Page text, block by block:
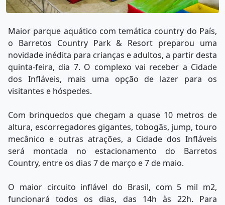
Maior parque aquático com temática country do País,
o Barretos Country Park & Resort preparou uma
novidade inédita para crianças e adultos, a partir desta
quinta-feira, dia 7. O complexo vai receber a Cidade
dos Infláveis, mais uma opção de lazer para os
visitantes e hóspedes.
Com brinquedos que chegam a quase 10 metros de
altura, escorregadores gigantes, tobogãs, jump, touro
mecânico e outras atrações, a Cidade dos Infláveis
será montada no estacionamento do Barretos
Country, entre os dias 7 de março e 7 de maio.
O maior circuito inflável do Brasil, com 5 mil m2,
funcionará todos os dias, das 14h às 22h. Para